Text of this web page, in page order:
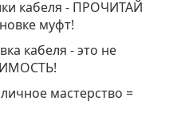
кабеля - ПРОЧИТАЙ
муфт!
кабеля - это не
мастерство =